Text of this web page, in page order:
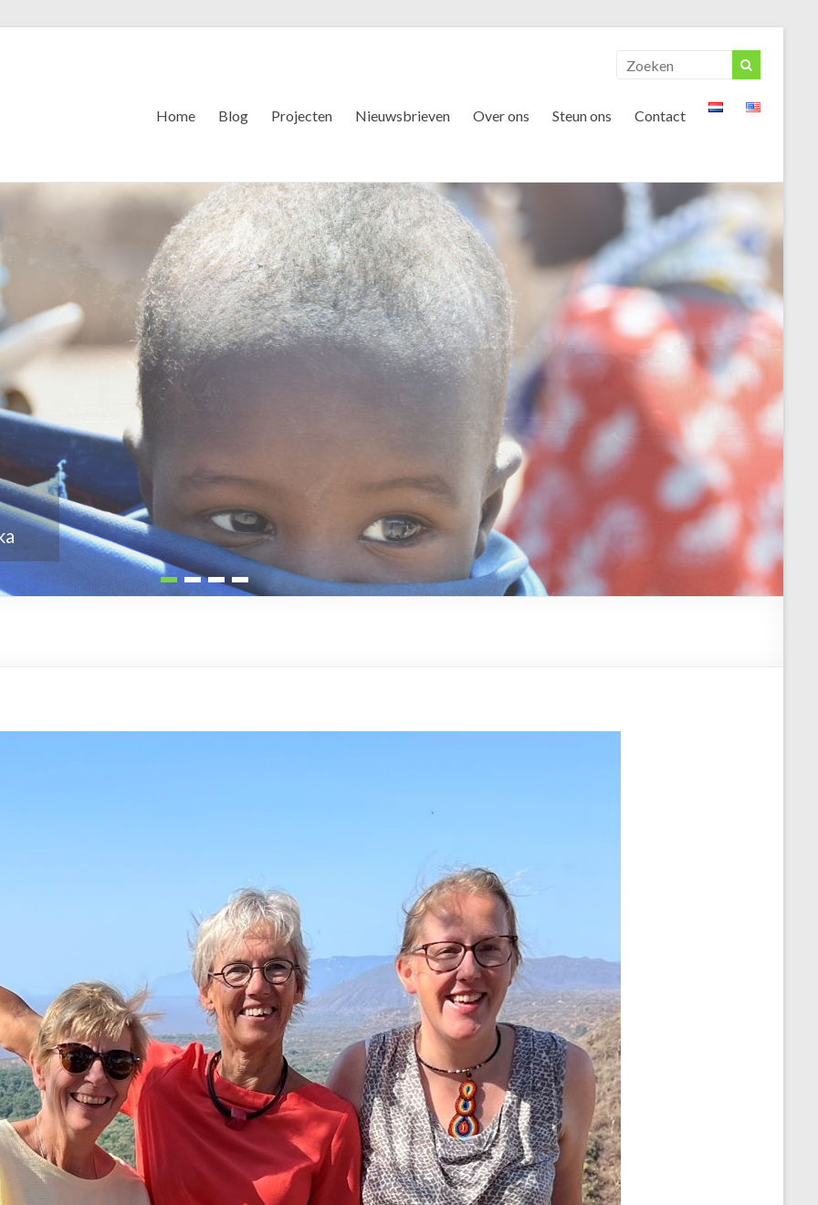
Home Blog Projecten Nieuwsbrieven Over ons Steun ons Contact